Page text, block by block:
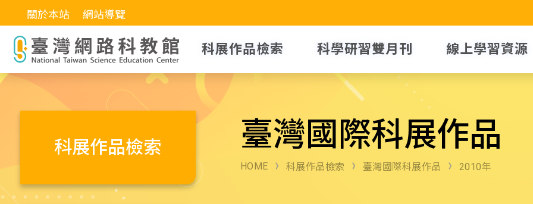
關於本站 網站導覽
科展作品檢索 科學研習雙月刊 線上學習資源
科展作品檢索 臺灣國際科展作品
HOME 科展作品檢索 臺灣國際科展作品 2010年